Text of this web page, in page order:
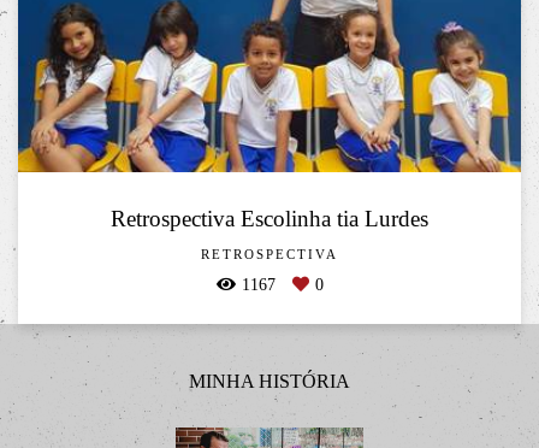
Retrospectiva Escolinha tia Lurdes
RETROSPECTIVA
1167 0
MINHA HISTÓRIA